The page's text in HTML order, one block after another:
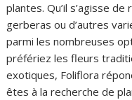
plantes. Qu’il s’agisse
gerberas ou d’autres
parmi les nombreuses
préfériez les fleurs
exotiques, Foliflora
êtes à la recherche de